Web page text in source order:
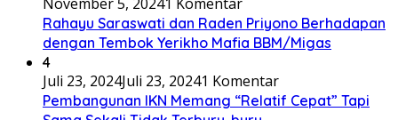
November 5, 20241 Komentar
Rahayu Saraswati dan Raden Priyono Berhadapan
dengan Tembok Yerikho Mafia BBM/Migas
4
Juli 23, 2024Juli 23, 20241 Komentar
Pembangunan IKN Memang “Relatif Cepat” Tapi